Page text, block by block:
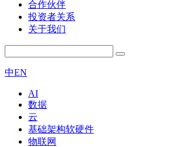
合作伙伴
投资者关系
关于我们
中EN
AI
数据
云
基础架构软硬件
物联网